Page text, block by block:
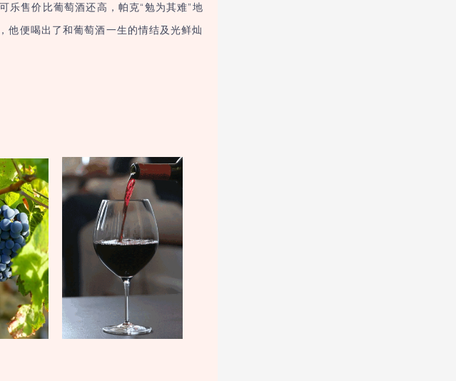
乐售价比葡萄酒还高，帕克“勉为其难”地
他便喝出了和葡萄酒一生的情结及光鲜灿